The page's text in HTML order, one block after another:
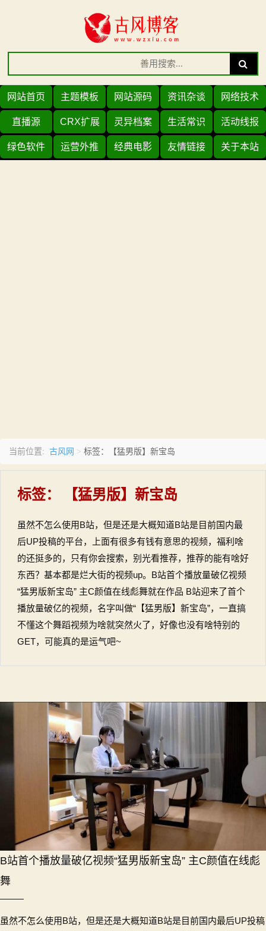
Search
for:
Search
网站首页 主题模板 网站源码 资讯杂谈 网络技术
直播源 CRX扩展 灵异档案 生活常识 活动线报
绿色软件 运营外推 经典电影 友情链接 关于本站
当前位置: 古风网 > 标签：【猛男版】新宝岛
标签： 【猛男版】新宝岛
虽然不怎么使用B站，但是还是大概知道B站是目前国内最
后UP投稿的平台，上面有很多有钱有意思的视频，福利啥
的还挺多的，只有你会搜索，别光看推荐，推荐的能有啥好
东西？基本都是烂大街的视频up。B站首个播放量破亿视频
“猛男版新宝岛” 主C颜值在线彪舞就在作品 B站迎来了首个
播放量破亿的视频，名字叫做“【猛男版】新宝岛”，一直搞
不懂这个舞蹈视频为啥就突然火了，好像也没有啥特别的
GET，可能真的是运气吧~
B站首个播放量破亿视频“猛男版新宝岛” 主C颜值在线彪
舞
虽然不怎么使用B站，但是还是大概知道B站是目前国内最后UP投稿